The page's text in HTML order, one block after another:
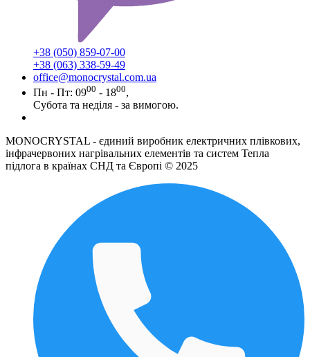
+38 (050) 859-07-00
+38 (063) 338-59-49
office@monocrystal.com.ua
Пн - Пт: 0900 - 1800,
Субота та неділя - за вимогою.
MONOCRYSTAL - єдиний виробник електричних плівкових,
інфрачервоних нагрівальних елементів та систем Тепла
підлога в країнах СНД та Європі © 2025